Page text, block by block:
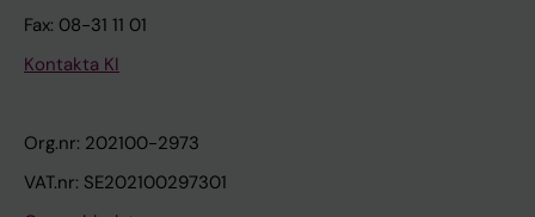
Fax: 08-31 11 01
Kontakta KI
Org.nr: 202100-2973
VAT.nr: SE202100297301